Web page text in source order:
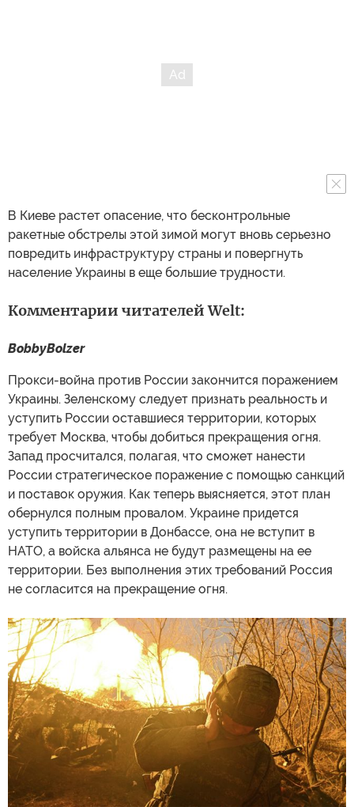
В Киеве растет опасение, что бесконтрольные
ракетные обстрелы этой зимой могут вновь серьезно
повредить инфраструктуру страны и повергнуть
население Украины в еще большие трудности.
Комментарии читателей Welt:
BobbyBolzer
Прокси-война против России закончится поражением
Украины. Зеленскому следует признать реальность и
уступить России оставшиеся территории, которых
требует Москва, чтобы добиться прекращения огня.
Запад просчитался, полагая, что сможет нанести
России стратегическое поражение с помощью санкций
и поставок оружия. Как теперь выясняется, этот план
обернулся полным провалом. Украине придется
уступить территории в Донбассе, она не вступит в
НАТО, а войска альянса не будут размещены на ее
территории. Без выполнения этих требований Россия
не согласится на прекращение огня.